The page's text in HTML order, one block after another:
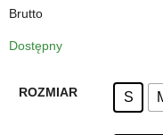
Brutto
Dostępny
ROZMIAR S